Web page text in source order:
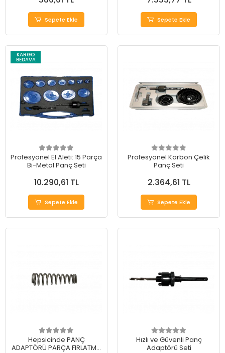
Sepete Ekle Sepete Ekle
KARGO
BEDAVA
Profesyonel El Aleti: 15 Parça
Bi-Metal Panç Seti
10.290,61 TL
Sepete Ekle
Profesyonel Karbon Çelik
Panç Seti
2.364,61 TL
Sepete Ekle
Hepsicinde PANÇ
ADAPTÖRÜ PARÇA FIRLATMA
Hızlı ve Güvenli Panç
Adaptörü Seti